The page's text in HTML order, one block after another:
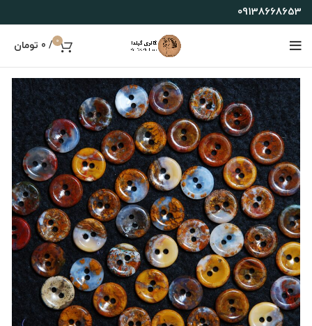
09138668653
0
/
0 تومان